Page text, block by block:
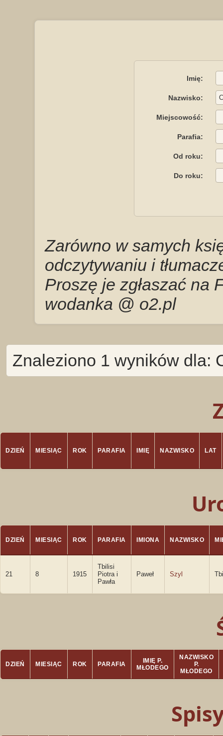
Imię:
Nazwisko:
Miejscowość:
Parafia:
Od roku:
Do roku:
Zarówno w samych
odczytywaniu i
Proszę je zgłaszać na
wodanka @ o2.pl
Znaleziono 1 wyników dla:
DZIEŃ MIESIĄC ROK PARAFIA IMIĘ NAZWISKO LAT
DZIEŃ MIESIĄC ROK PARAFIA IMIONA NAZWISKO
21 8 1915
Tbilisi
Piotra i
Pawła
Paweł Szyl
DZIEŃ MIESIĄC ROK PARAFIA
IMIĘ P.
MŁODEGO
NAZWISKO
P.
MŁODEGO